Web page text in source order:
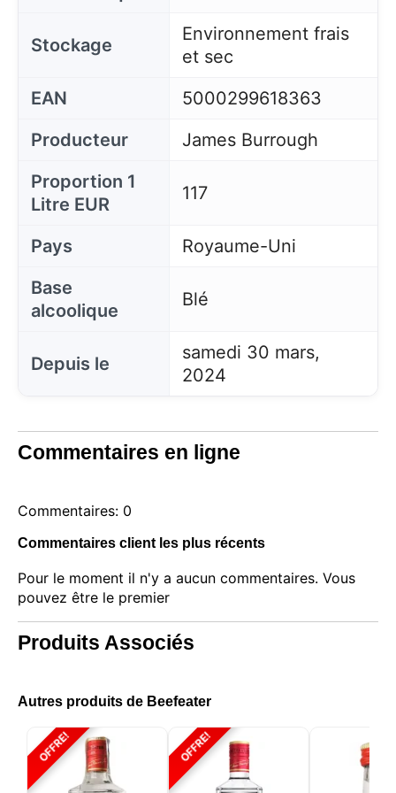
Stockage
Environnement frais
et sec
EAN
5000299618363
Producteur
James Burrough
Proportion 1
Litre EUR
117
Pays
Royaume-Uni
Base
alcoolique
Blé
Depuis le
samedi 30 mars,
2024
Commentaires en ligne
Commentaires: 0
Commentaires client les plus récents
Pour le moment il n'y a aucun commentaires. Vous
pouvez être le premier
Produits Associés
Autres produits de Beefeater
OFFRE! OFFRE!
Ce site web utilise des cookies
stocker et écrire des informations sur votre
navigateur et votre appareil. Les informations
traitées par ces technologies incluent des données
liées à votre compte utilisateur, qui peuvent inclure